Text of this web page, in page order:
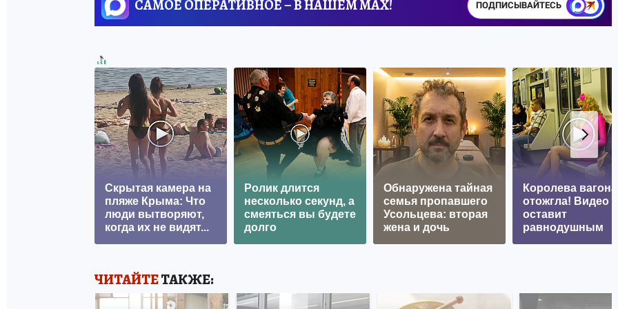
САМОЕ ОПЕРАТИВНОЕ – В НАШЕМ MAX! ПОДПИСЫВАЙТЕСЬ
Скрытая камера на
пляже Крыма: Что
люди вытворяют,
когда их не видят...
Ролик длится
несколько секунд, а
смеяться вы будете
долго
Обнаружена тайная
семья пропавшего
Усольцева: вторая
жена и дочь
Королева вагона
отожгла! Видео
оставит
равнодушным
ЧИТАЙТЕТАКЖЕ: